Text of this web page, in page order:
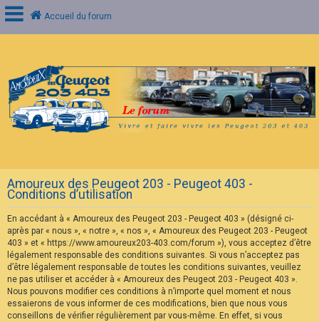
o
n
n
e
x
I
n
s
c
r
i
p
t
o
n
Accueil du forum
Amoureux des Peugeot 203 - Peugeot 403 -
Conditions d’utilisation
En accédant à « Amoureux des Peugeot 203 - Peugeot 403 » (désigné ci-
après par « nous », « notre », « nos », « Amoureux des Peugeot 203 - Peugeot
403 » et « https://www.amoureux203-403.com/forum »), vous acceptez d’être
légalement responsable des conditions suivantes. Si vous n’acceptez pas
d’être légalement responsable de toutes les conditions suivantes, veuillez
ne pas utiliser et accéder à « Amoureux des Peugeot 203 - Peugeot 403 ».
Nous pouvons modifier ces conditions à n’importe quel moment et nous
essaierons de vous informer de ces modifications, bien que nous vous
conseillons de vérifier régulièrement par vous-même. En effet, si vous